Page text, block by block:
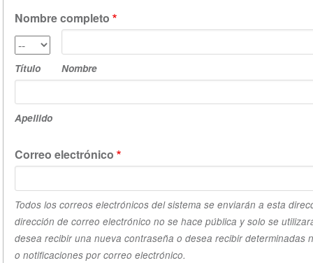
Nombre completo
Título
Título Nombre
Apellido
Correo electrónico
Todos los correos electrónicos del sistema se enviarán a esta
dirección de correo electrónico no se hace pública y solo se
desea recibir una nueva contraseña o desea recibir determinadas
o notificaciones por correo electrónico.